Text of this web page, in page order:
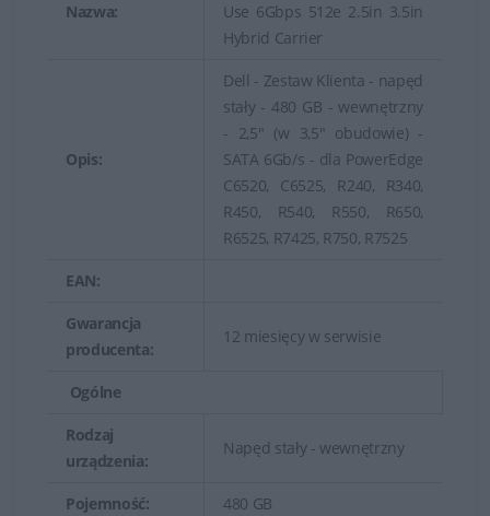
Nazwa:
Use 6Gbps 512e 2.5in 3.5in
Hybrid Carrier
Opis:
Dell - Zestaw Klienta - napęd
stały - 480 GB - wewnętrzny
- 2,5" (w 3,5" obudowie) -
SATA 6Gb/s - dla PowerEdge
C6520, C6525, R240, R340,
R450, R540, R550, R650,
R6525, R7425, R750, R7525
EAN:
Gwarancja
producenta:
12 miesięcy w serwisie
Ogólne
Rodzaj
urządzenia:
Napęd stały - wewnętrzny
Pojemność: 480 GB